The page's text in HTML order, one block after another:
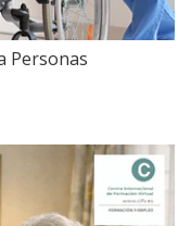
Personas